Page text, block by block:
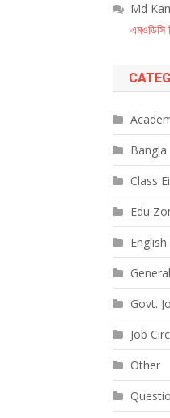
Md
এমওডিসি
Bangla
Class
Edu
Govt.
Job
Other